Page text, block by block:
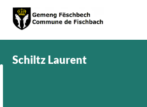
Schiltz Laurent